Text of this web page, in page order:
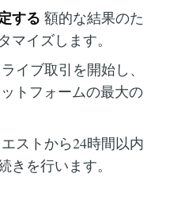
する 額的な結果のた
マイズします。
ライブ取引を開始し、
トフォームの最大の
ストから24時間以内
きを行います。